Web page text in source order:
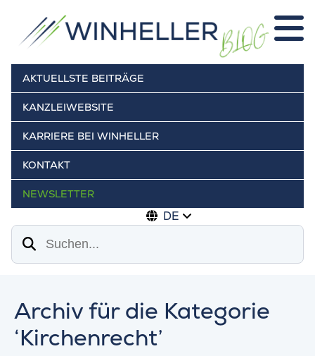
AKTUELLSTE BEITRÄGE
KANZLEIWEBSITE
KARRIERE BEI WINHELLER
KONTAKT
NEWSLETTER
DE
Suchen
Archiv für die Kategorie
‘Kirchenrecht’